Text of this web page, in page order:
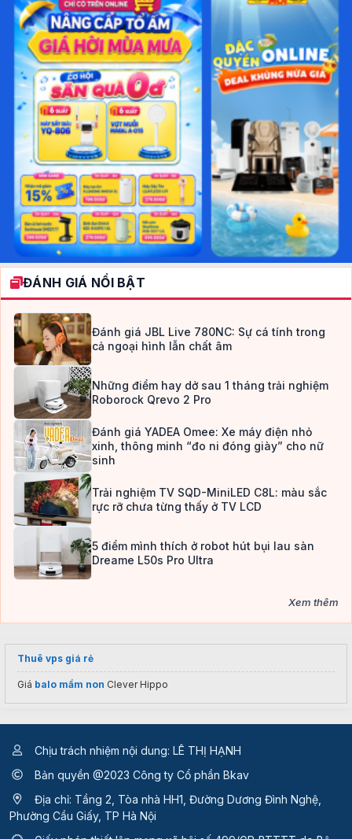
ĐÁNH GIÁ NỔI BẬT
Đánh giá JBL Live 780NC: Sự cá tính trong
cả ngoại hình lẫn chất âm
Những điểm hay dở sau 1 tháng trải nghiệm
Roborock Qrevo 2 Pro
Đánh giá YADEA Omee: Xe máy điện nhỏ
xinh, thông minh “đo ni đóng giày” cho nữ
sinh
Trải nghiệm TV SQD-MiniLED C8L: màu sắc
rực rỡ chưa từng thấy ở TV LCD
5 điểm mình thích ở robot hút bụi lau sàn
Dreame L50s Pro Ultra
Xem thêm
Thuê vps giá rẻ
Giá balo mầm non Clever Hippo
Chịu trách nhiệm nội dung: LÊ THỊ HẠNH
Bản quyền @2023 Công ty Cổ phần Bkav
Địa chỉ: Tầng 2, Tòa nhà HH1, Đường Dương Đình Nghệ,
Phường Cầu Giấy, TP Hà Nội